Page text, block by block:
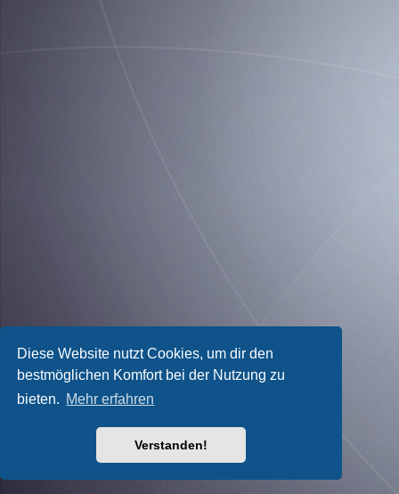
Diese Website nutzt Cookies, um dir den
bestmöglichen Komfort bei der Nutzung zu
bieten. Mehr erfahren
Verstanden!